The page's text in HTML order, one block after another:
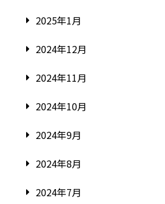
2025年1月
2024年12月
2024年11月
2024年10月
2024年9月
2024年8月
2024年7月